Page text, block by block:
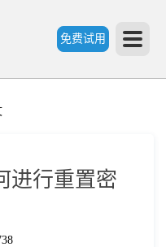
免费试用
进行重置密